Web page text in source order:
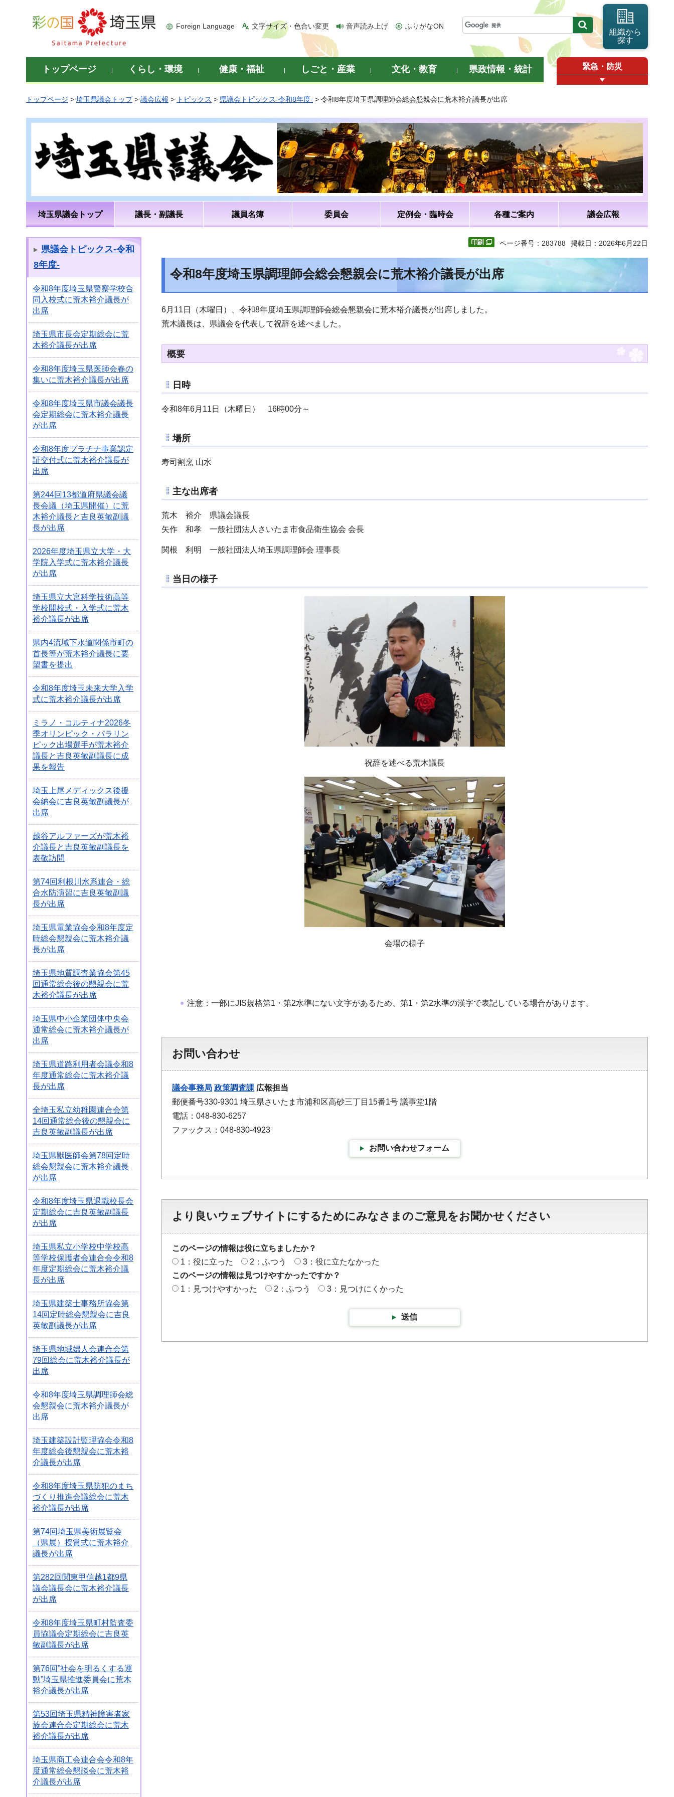
彩の国 埼玉県
Foreign Language 文字サイズ・色合い変更 音声読み上げ ふりがなON
組織から
探す
トップページ くらし・環境 健康・福祉 しごと・産業 文化・教育 県政情報・統計 緊急・防災
トップページ > 埼玉県議会トップ> 議会広報 > トピックス > 県議会トピックス-令和8年度- > 令和8年度埼玉県調理師会総会懇親会に荒木裕介議長が出席
埼玉県議会トップ 議長・副議長 議員名簿 委員会 定例会・臨時会 各種ご案内 議会広報
県議会トピックス-令和
8年度-
令和8年度埼玉県警察学校合
同入校式に荒木裕介議長が
出席
埼玉県市長会定期総会に荒
木裕介議長が出席
令和8年度埼玉県医師会春の
集いに荒木裕介議長が出席
令和8年度埼玉県市議会議長
会定期総会に荒木裕介議長
が出席
令和8年度プラチナ事業認定
証交付式に荒木裕介議長が
出席
第244回13都道府県議会議
長会議（埼玉県開催）に荒
木裕介議長と吉良英敏副議
長が出席
2026年度埼玉県立大学・大
学院入学式に荒木裕介議長
が出席
埼玉県立大宮科学技術高等
学校開校式・入学式に荒木
裕介議長が出席
県内4流域下水道関係市町の
首長等が荒木裕介議長に要
望書を提出
令和8年度埼玉未来大学入学
式に荒木裕介議長が出席
ミラノ・コルティナ2026冬
季オリンピック・パラリン
ピック出場選手が荒木裕介
議長と吉良英敏副議長に成
果を報告
埼玉上尾メディックス後援
会納会に吉良英敏副議長が
出席
越谷アルファーズが荒木裕
介議長と吉良英敏副議長を
表敬訪問
第74回利根川水系連合・総
合水防演習に吉良英敏副議
長が出席
埼玉県電業協会令和8年度定
時総会懇親会に荒木裕介議
長が出席
埼玉県地質調査業協会第45
回通常総会後の懇親会に荒
木裕介議長が出席
埼玉県中小企業団体中央会
通常総会に荒木裕介議長が
出席
埼玉県道路利用者会議令和8
年度通常総会に荒木裕介議
長が出席
全埼玉私立幼稚園連合会第
14回通常総会後の懇親会に
吉良英敏副議長が出席
埼玉県獣医師会第78回定時
総会懇親会に荒木裕介議長
が出席
令和8年度埼玉県退職校長会
定期総会に吉良英敏副議長
が出席
埼玉県私立小学校中学校高
等学校保護者会連合会令和8
年度定期総会に荒木裕介議
長が出席
埼玉県建築士事務所協会第
14回定時総会懇親会に吉良
英敏副議長が出席
埼玉県地域婦人会連合会第
79回総会に荒木裕介議長が
出席
令和8年度埼玉県調理師会総
会懇親会に荒木裕介議長が
出席
埼玉建築設計監理協会令和8
年度総会後懇親会に荒木裕
介議長が出席
令和8年度埼玉県防犯のまち
づくり推進会議総会に荒木
裕介議長が出席
第74回埼玉県美術展覧会
（県展）授賞式に荒木裕介
議長が出席
第282回関東甲信越1都9県
議会議長会に荒木裕介議長
が出席
令和8年度埼玉県町村監査委
員協議会定期総会に吉良英
敏副議長が出席
第76回”社会を明るくする運
動”埼玉県推進委員会に荒木
裕介議長が出席
第53回埼玉県精神障害者家
族会連合会定期総会に荒木
裕介議長が出席
埼玉県商工会連合会令和8年
度通常総会懇談会に荒木裕
介議長が出席
ページ番号：283788 掲載日：2026年6月22日
令和8年度埼玉県調理師会総会懇親会に荒木裕介議長が出席
6月11日（木曜日）、令和8年度埼玉県調理師会総会懇親会に荒木裕介議長が出席しました。
荒木議長は、県議会を代表して祝辞を述べました。
概要
日時
令和8年6月11日（木曜日） 16時00分～
場所
寿司割烹 山水
主な出席者
荒木 裕介 県議会議長
矢作 和孝 一般社団法人さいたま市食品衛生協会 会長
関根 利明 一般社団法人埼玉県調理師会 理事長
当日の様子
祝辞を述べる荒木議長
会場の様子
注意：一部にJIS規格第1・第2水準にない文字があるため、第1・第2水準の漢字で表記している場合があります。
お問い合わせ
議会事務局 政策調査課 広報担当
郵便番号330-9301 埼玉県さいたま市浦和区高砂三丁目15番1号 議事堂1階
電話：048-830-6257
ファックス：048-830-4923
お問い合わせフォーム
より良いウェブサイトにするためにみなさまのご意見をお聞かせください
このページの情報は役に立ちましたか？
1：役に立った
2：ふつう
3：役に立たなかった
このページの情報は見つけやすかったですか？
1：見つけやすかった
2：ふつう 3：見つけにくかった
送信